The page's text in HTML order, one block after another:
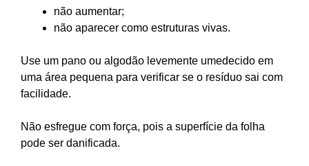
não aumentar;
não aparecer como estruturas vivas.
Use um pano ou algodão levemente umedecido em
uma área pequena para verificar se o resíduo sai com
facilidade.
Não esfregue com força, pois a superfície da folha
pode ser danificada.